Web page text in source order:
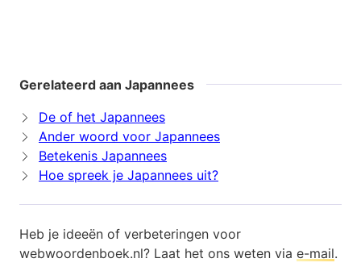
Gerelateerd aan Japannees
De of het Japannees
Ander woord voor Japannees
Betekenis Japannees
Hoe spreek je Japannees uit?
Heb je ideeën of verbeteringen voor
webwoordenboek.nl? Laat het ons weten via e-mail.